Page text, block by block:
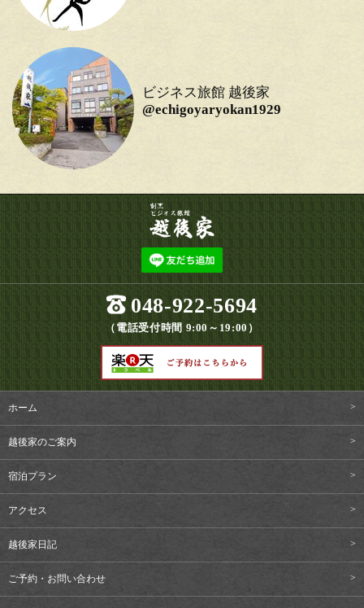
ビジネス旅館 越後家
@echigoyaryokan1929
048-922-5694
（電話受付時間 9:00～19:00）
ホーム
越後家のご案内
宿泊プラン
アクセス
越後家日記
ご予約・お問い合わせ